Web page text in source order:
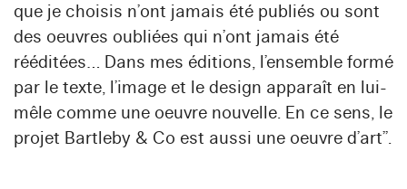
que je choisis n’ont jamais été publiés ou sont
des oeuvres oubliées qui n’ont jamais été
rééditées… Dans mes éditions, l’ensemble formé
par le texte, l’image et le design apparaît en lui-
mêle comme une oeuvre nouvelle. En ce sens, le
projet Bartleby & Co est aussi une oeuvre d’art”.